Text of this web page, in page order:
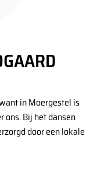
in Moergestel is
ons. Bij het dansen
door een lokale